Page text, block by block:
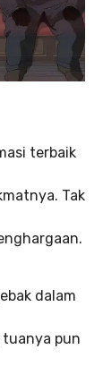
terbaik
Tak
dalam
tuanya pun